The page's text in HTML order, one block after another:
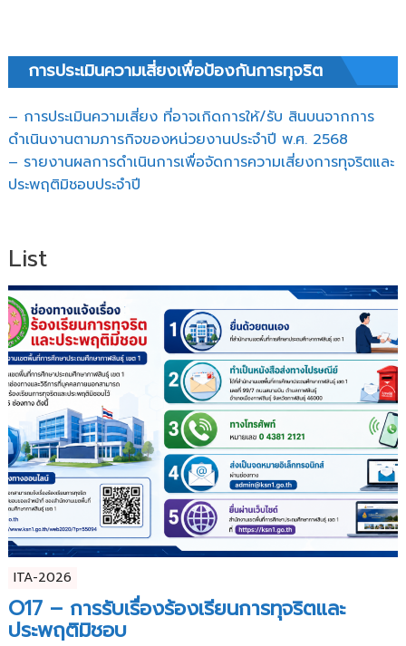
การประเมินความเสี่ยงเพื่อป้องกันการทุจริต
– การประเมินความเสี่ยง ที่อาจเกิดการให้/รับ สินบนจากการ
ดำเนินงานตามภารกิจของหน่วยงานประจำปี พ.ศ. 2568
– รายงานผลการดำเนินการเพื่อจัดการความเสี่ยงการทุจริตและ
ประพฤติมิชอบประจำปี
List
ITA-2026
O17 – การรับเรื่องร้องเรียนการทุจริตและ
ประพฤติมิชอบ